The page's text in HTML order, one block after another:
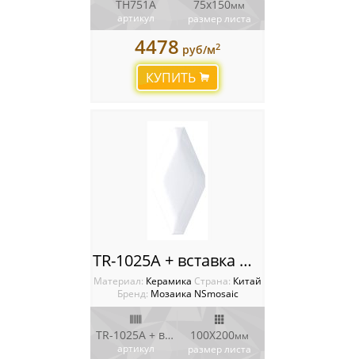
TH751A
артикул
75x150мм
размер листа
4478 руб/м2
КУПИТЬ
TR-1025A + вставка Плитка NSmosaic
Материал: Керамика Cтрана: Китай
Бренд: Мозаика NSmosaic
TR-1025A + вставка
артикул
100X200мм
размер листа